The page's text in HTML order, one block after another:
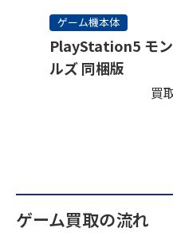
ゲーム機本体
PlayStation5 モ
ルズ 同梱版
買
ゲーム買取の流れ